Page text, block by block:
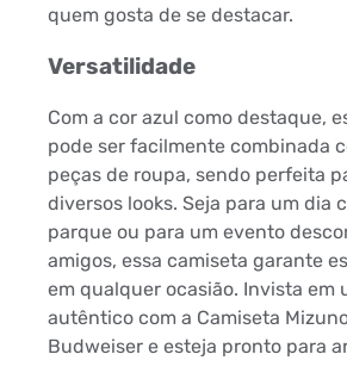
quem gosta de se destacar.
Versatilidade
Com a cor azul como destaque,
pode ser facilmente combinada
peças de roupa, sendo perfeita
diversos looks. Seja para um dia
parque ou para um evento
amigos, essa camiseta garante
em qualquer ocasião. Invista em
autêntico com a Camiseta
Budweiser e esteja pronto para